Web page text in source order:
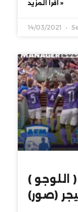
اقرا المزيد »
14/03/2021
)
(صور)